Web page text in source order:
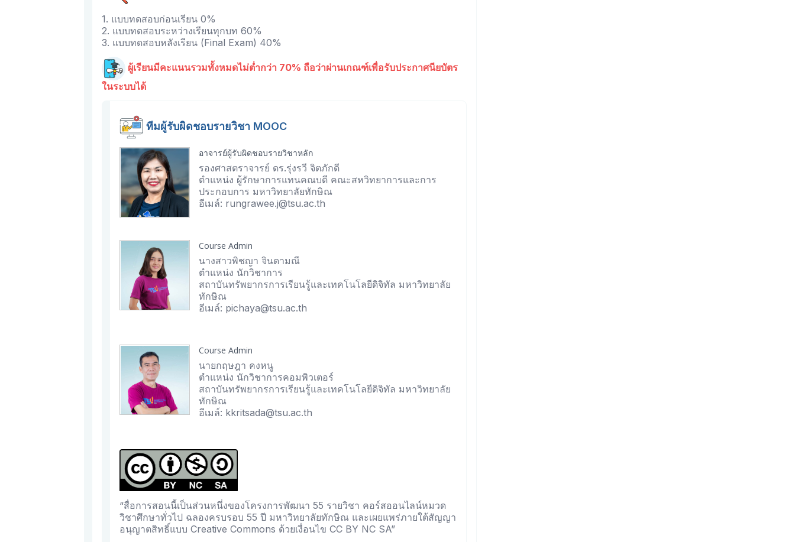
1. แบบทดสอบก่อนเรียน 0%
2. แบบทดสอบระหว่างเรียนทุกบท 60%
3. แบบทดสอบหลังเรียน (Final Exam) 40%
ผู้เรียนมีคะแนนรวมทั้งหมดไม่ต่ำกว่า 70% ถือว่าผ่านเกณฑ์เพื่อรับประกาศนียบัตร
ในระบบได้
ทีมผู้รับผิดชอบรายวิชา MOOC
อาจารย์ผู้รับผิดชอบรายวิชาหลัก
รองศาสตราจารย์ ดร.รุ่งรวี จิตภักดี
ตำแหน่ง ผู้รักษาการแทนคณบดี คณะสหวิทยาการและการ
ประกอบการ มหาวิทยาลัยทักษิณ
อีเมล์: rungrawee.j@tsu.ac.th
Course Admin
นางสาวพิชญา จินดามณี
ตำแหน่ง นักวิชาการ
สถาบันทรัพยากรการเรียนรู้และเทคโนโลยีดิจิทัล มหาวิทยาลัย
ทักษิณ
อีเมล์: pichaya@tsu.ac.th
Course Admin
นายกฤษฎา คงหนู
ตำแหน่ง นักวิชาการคอมพิวเตอร์
สถาบันทรัพยากรการเรียนรู้และเทคโนโลยีดิจิทัล มหาวิทยาลัย
ทักษิณ
อีเมล์: kkritsada@tsu.ac.th
“สื่อการสอนนี้เป็นส่วนหนึ่งของโครงการพัฒนา 55 รายวิชา คอร์สออนไลน์หมวด
วิชาศึกษาทั่วไป ฉลองครบรอบ 55 ปี มหาวิทยาลัยทักษิณ และเผยแพร่ภายใต้สัญญา
อนุญาตสิทธิ์แบบ Creative Commons ด้วยเงื่อนไข CC BY NC SA”